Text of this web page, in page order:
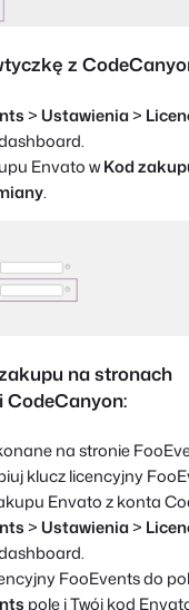
z
>Ustawienia>
Envato wKod
.
na stronach
CodeCanyon:
na stronie
klucz licencyjny
Envato z konta
>Ustawienia>
FooEvents do
pole i Twój kod